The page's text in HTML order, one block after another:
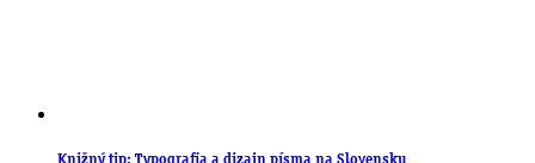
Knižný tip: Typografia a dizajn písma na Slovensku